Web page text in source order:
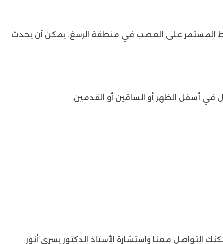
المستمر على العصب في منطقة الرسغ. يمكن أن يحدث
في أسفل الظهر أو الساقين أو القدمين.
التواصل معنا واستشارة الأستاذ الدكتور يسري أنور